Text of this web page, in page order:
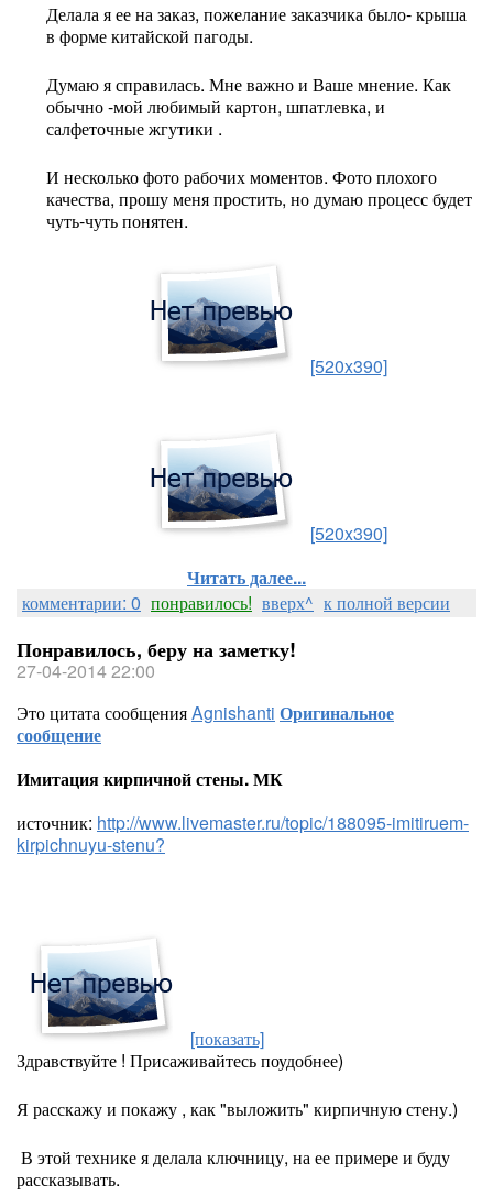
Делала я ее на заказ, пожелание заказчика было- крыша
в форме китайской пагоды.
Думаю я справилась. Мне важно и Ваше мнение. Как
обычно -мой любимый картон, шпатлевка, и
салфеточные жгутики .
И несколько фото рабочих моментов. Фото плохого
качества, прошу меня простить, но думаю процесс будет
чуть-чуть понятен.
[520x390]
[520x390]
Читать далее...
комментарии: 0 понравилось! вверх^ к полной версии
Понравилось, беру на заметку!
27-04-2014 22:00
Это цитата сообщенияAgnishanti Оригинальное
сообщение
Имитация кирпичной стены. МК
источник: http://www.livemaster.ru/topic/188095-imitiruem-
kirpichnuyu-stenu?
[показать]
Здравствуйте ! Присаживайтесь поудобнее)
Я расскажу и покажу , как "выложить" кирпичную стену.)
В этой технике я делала ключницу, на ее примере и буду
рассказывать.